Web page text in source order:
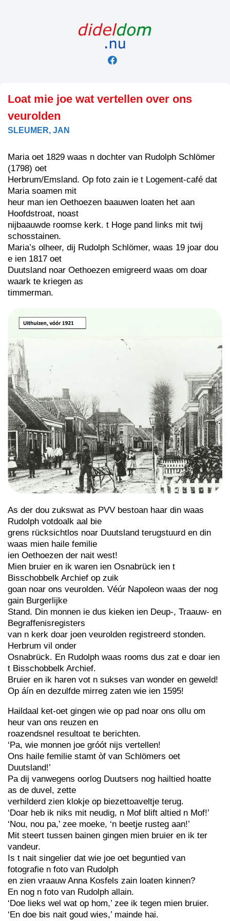
Loat mie joe wat vertellen over ons
veurolden
SLEUMER, JAN
Maria oet 1829 waas n dochter van Rudolph Schlömer
(1798) oet
Herbrum/Emsland. Op foto zain ie t Logement-café dat
Maria soamen mit
heur man ien Oethoezen baauwen loaten het aan
Hoofdstroat, noast
nijbaauwde roomse kerk. t Hoge pand links mit twij
schosstainen.
Maria’s olheer, dij Rudolph Schlömer, waas 19 joar dou
e ien 1817 oet
Duutsland noar Oethoezen emigreerd waas om doar
waark te kriegen as
timmerman.
As der dou zukswat as PVV bestoan haar din waas
Rudolph votdoalk aal bie
grens rücksichtlos noar Duutsland terugstuurd en din
waas mien haile femilie
ien Oethoezen der nait west!
Mien bruier en ik waren ien Osnabrück ien t
Bisschobbelk Archief op zuik
goan noar ons veurolden. Véúr Napoleon waas der nog
gain Burgerlijke
Stand. Din monnen ie dus kieken ien Deup-, Traauw- en
Begraffenisregisters
van n kerk doar joen veurolden registreerd stonden.
Herbrum vil onder
Osnabrück. En Rudolph waas rooms dus zat e doar ien
t Bisschobbelk Archief.
Bruier en ik haren vot n sukses van wonder en geweld!
Op áín en dezulfde mirreg zaten wie ien 1595!
Haildaal ket-oet gingen wie op pad noar ons ollu om
heur van ons reuzen en
roazendsnel resultoat te berichten.
‘Pa, wie monnen joe gróót nijs vertellen!
Ons haile femilie stamt òf van Schlömers oet
Duutsland!’
Pa dij vanwegens oorlog Duutsers nog hailtied hoatte
as de duvel, zette
verhilderd zien klokje op biezettoaveltje terug.
‘Doar heb ik niks mit neudig, n Mof blift altied n Mof!’
‘Nou, nou pa,’ zee moeke, ‘n beetje rusteg aan!’
Mit steert tussen bainen gingen mien bruier en ik ter
vandeur.
Is t nait singelier dat wie joe oet beguntied van
fotografie n foto van Rudolph
en zien vraauw Anna Kosfels zain loaten kinnen?
En nog n foto van Rudolph allain.
‘Doe lieks wel wat op hom,’ zee ik tegen mien bruier.
‘En doe bis nait goud wies,’ mainde hai.